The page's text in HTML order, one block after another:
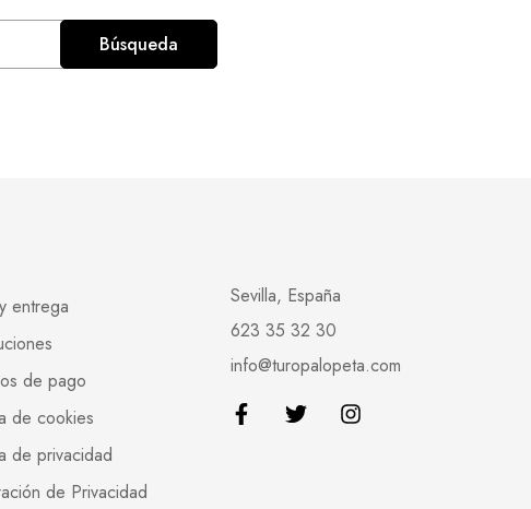
Búsqueda
entrega
de pago
de cookies
de privacidad
de Privacidad
Sevilla, España
623 35 32 30
info@turopalopeta.com